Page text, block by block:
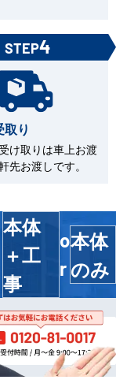
STEP4
り
け取りは車上お渡
先お渡しです。
本体
＋工
事
o
r
本体
のみ